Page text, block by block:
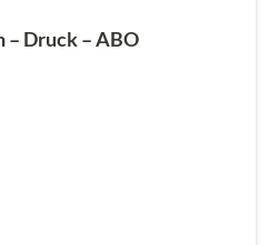
– Druck – ABO